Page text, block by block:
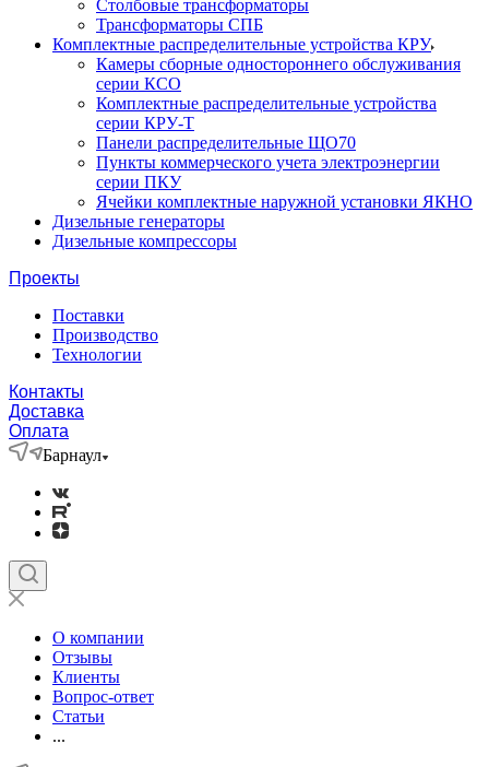
Столбовые трансформаторы
Трансформаторы СПБ
Комплектные распределительные устройства КРУ
Камеры сборные одностороннего обслуживания
серии КСО
Комплектные распределительные устройства
серии КРУ-Т
Панели распределительные ЩО70
Пункты коммерческого учета электроэнергии
серии ПКУ
Ячейки комплектные наружной установки ЯКНО
Дизельные генераторы
Дизельные компрессоры
Проекты
Поставки
Производство
Технологии
Контакты
Доставка
Оплата
Барнаул
О компании
Отзывы
Клиенты
Вопрос-ответ
Статьи
...